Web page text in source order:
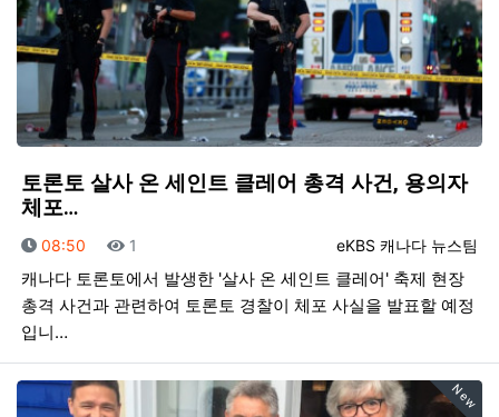
토론토 살사 온 세인트 클레어 총격 사건, 용의자
체포…
등록자
eKBS 캐나다 뉴스팀
등록일
08:50 조회
1
캐나다 토론토에서 발생한 '살사 온 세인트 클레어' 축제 현장
총격 사건과 관련하여 토론토 경찰이 체포 사실을 발표할 예정
입니…
New